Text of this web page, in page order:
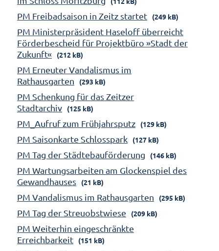
PM Freibadsaison in Zeitz startet (249 kB)
PM Ministerpräsident Haseloff überreicht
Förderbescheid für Projektbüro »Stadt der
Zukunft«
(212 kB)
PM Erneuter Vandalismus im
Rathausgarten
(293 kB)
PM Schenkung für das Zeitzer
Stadtarchiv
(125 kB)
PM_Aufruf zum Frühjahrsputz (129 kB)
PM Saisonkarte Schlosspark (127 kB)
PM Tag der Städtebauförderung (146 kB)
PM Wartungsarbeiten am Glockenspiel des
Gewandhauses
(21 kB)
PM Vandalismus im Rathausgarten (295 kB)
PM Tag der Streuobstwiese (209 kB)
PM Weiterhin eingeschränkte
Erreichbarkeit
(151 kB)